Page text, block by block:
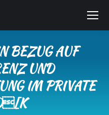
BEZUG AUF
UND
IM PRIVATE